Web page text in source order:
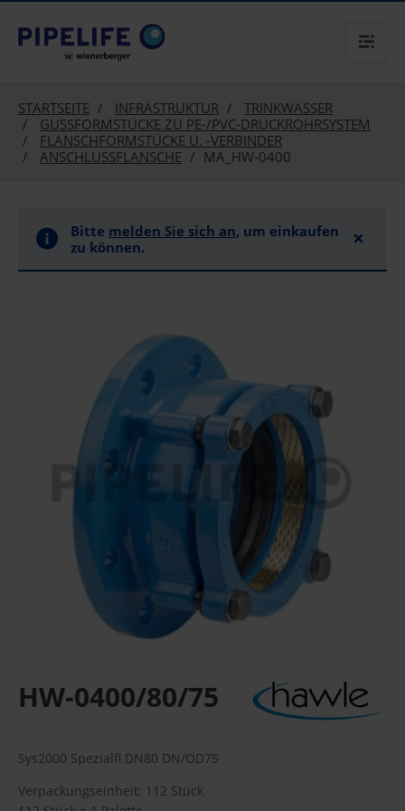
text.skipToContent
text.skipToNavigation
STARTSEITE INFRASTRUKTUR
TRINKWASSER
GUSSFORMSTÜCKE ZU PE-/PVC-DRUCKROHRSYSTEM
FLANSCHFORMSTÜCKE U. -VERBINDER
ANSCHLUSSFLANSCHE
MA_HW-0400
Bitte melden Sie sich an, um einkaufen
zu können.
×
HW-0400/80/75
Sys2000 Spezialfl DN80 DN/OD75
Verpackungseinheit: 112 Stück